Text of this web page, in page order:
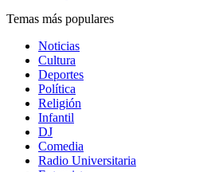
Temas más populares
Noticias
Cultura
Deportes
Política
Religión
Infantil
DJ
Comedia
Radio Universitaria